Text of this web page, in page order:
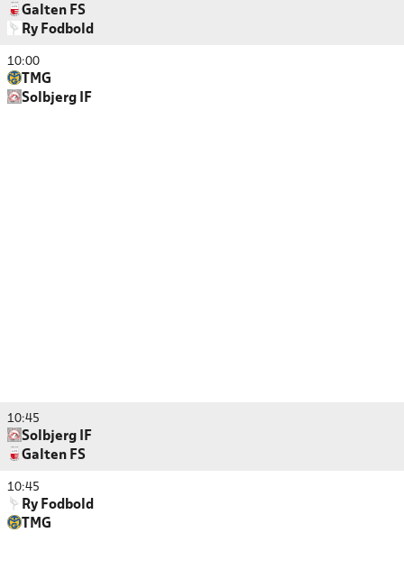
Galten FS
Ry Fodbold
10:00
TMG
Solbjerg IF
10:45
Solbjerg IF
Galten FS
10:45
Ry Fodbold
TMG